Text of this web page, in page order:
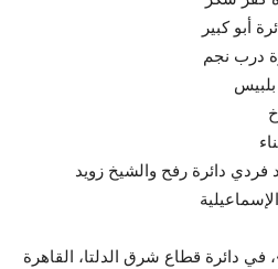
دائرة قطاع شرق الدلتا، القاهرة